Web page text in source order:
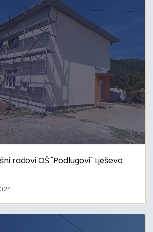
radovi OŠ "Podlugovi" Lješevo